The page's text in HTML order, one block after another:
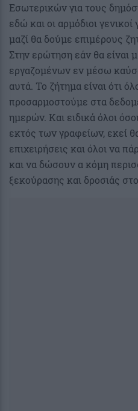
Εσωτερικών για τους
εδώ και οι αρμόδιοι
μαζί θα δούμε επιμέρους
Στην ερώτηση εάν θα είναι
εργαζομένων εν μέσω
αυτά. Το ζήτημα είναι ότι
προσαρμοστούμε στα
ημερών. Και ειδικά όλοι
εκτός των γραφείων, εκεί
επιχειρήσεις και όλοι να
και να δώσουν α κόμη
ξεκούρασης και δροσιάς